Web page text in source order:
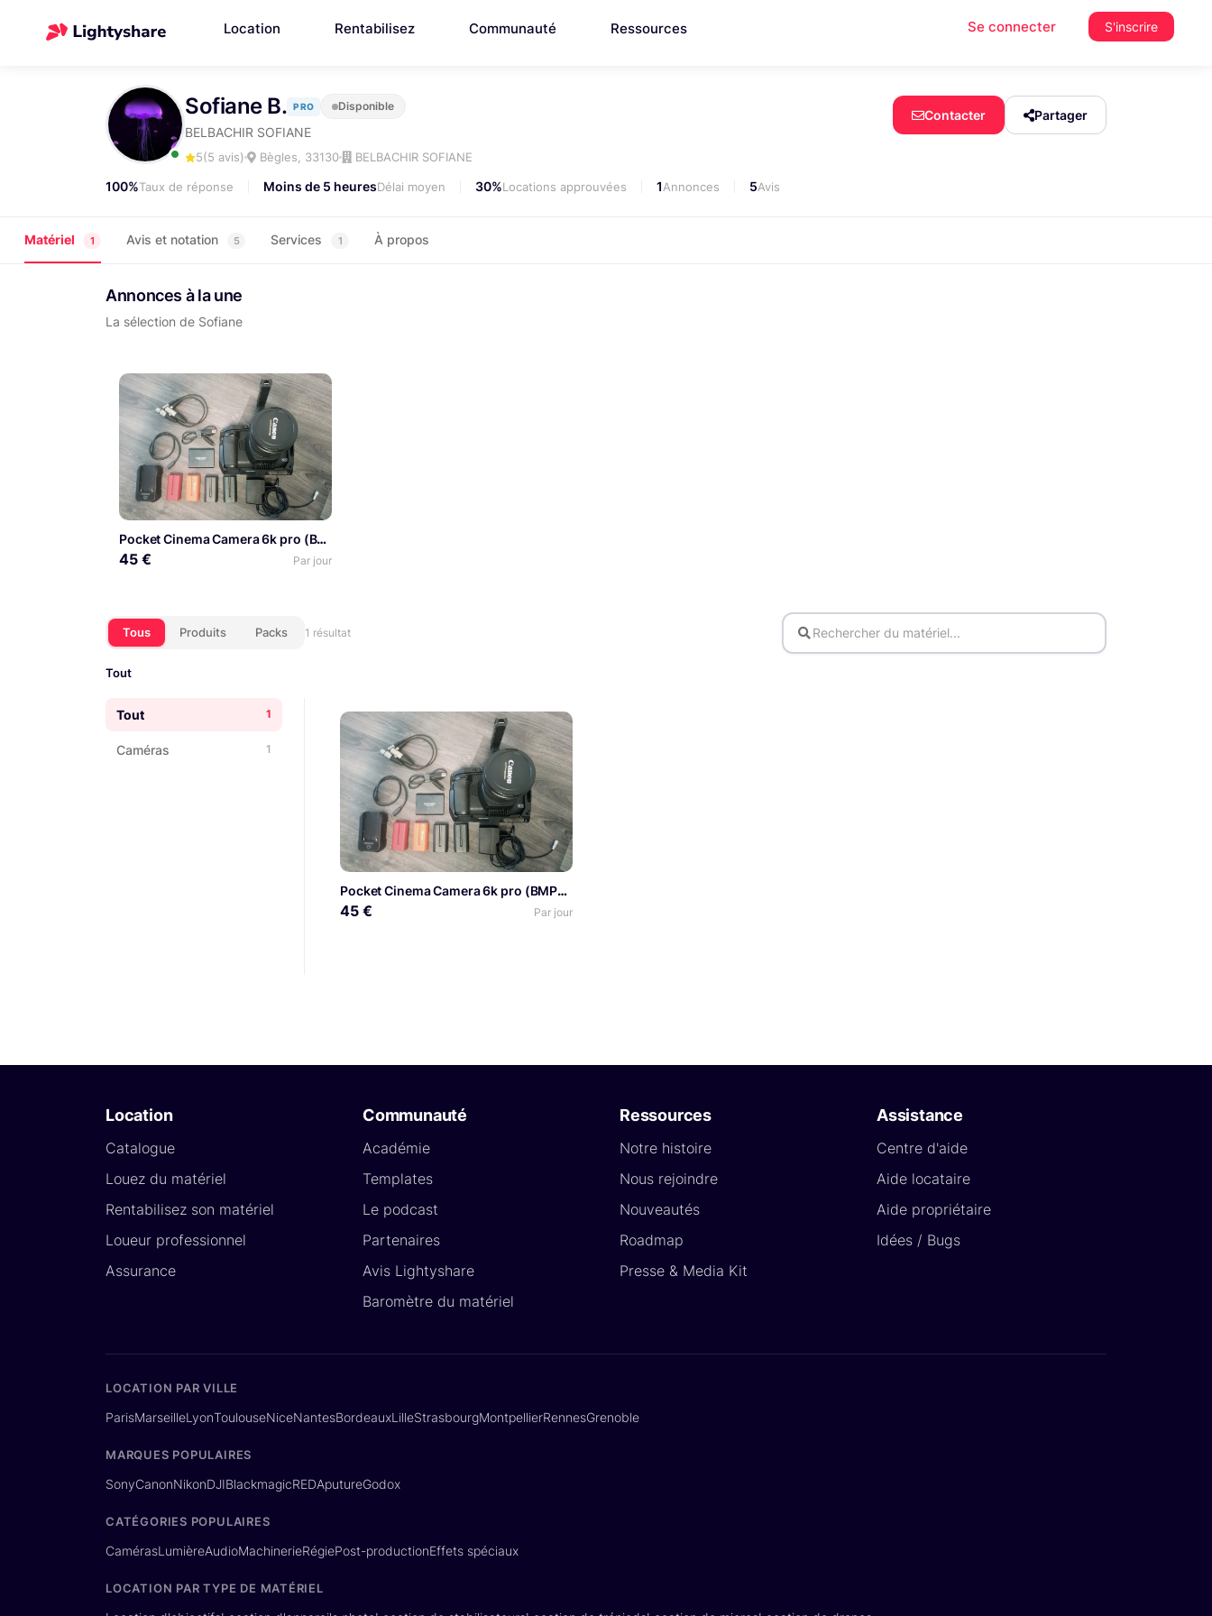
Location Rentabilisez Communauté Ressources Se connecter S'inscrire
Sofiane B. PRO Disponible
BELBACHIR SOFIANE
5(5 avis) Bègles, 33130 BELBACHIR SOFIANE
Contacter Partager
100%Taux de réponse Moins de 5 heuresDélai moyen 30%Locations approuvées 1Annonces 5Avis
Matériel 1 Avis et notation 5 Services 1 À propos
Annonces à la une
La sélection de Sofiane
Pocket Cinema Camera 6k pro (BMPCC 6k pro) Basic kit
45 € Par jour
Tous Produits Packs 1 résultat
Tout
Tout 1
Caméras 1
Pocket Cinema Camera 6k pro (BMPCC 6k pro) Basic kit
45 € Par jour
Location
Catalogue
Louez du matériel
Rentabilisez son matériel
Loueur professionnel
Assurance
Communauté
Académie
Templates
Le podcast
Partenaires
Avis Lightyshare
Baromètre du matériel
Ressources
Notre histoire
Nous rejoindre
Nouveautés
Roadmap
Presse & Media Kit
Assistance
Centre d'aide
Aide locataire
Aide propriétaire
Idées / Bugs
LOCATION PAR VILLE
ParisMarseilleLyonToulouseNiceNantesBordeauxLilleStrasbourgMontpellierRennesGrenoble
MARQUES POPULAIRES
SonyCanonNikonDJIBlackmagicREDAputureGodox
CATÉGORIES POPULAIRES
CamérasLumièreAudioMachinerieRégiePost-productionEffets spéciaux
LOCATION PAR TYPE DE MATÉRIEL